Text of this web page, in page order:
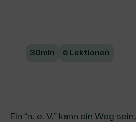
30min 5 Lektionen
Ein “n. e. V.” kann ein Weg sein,